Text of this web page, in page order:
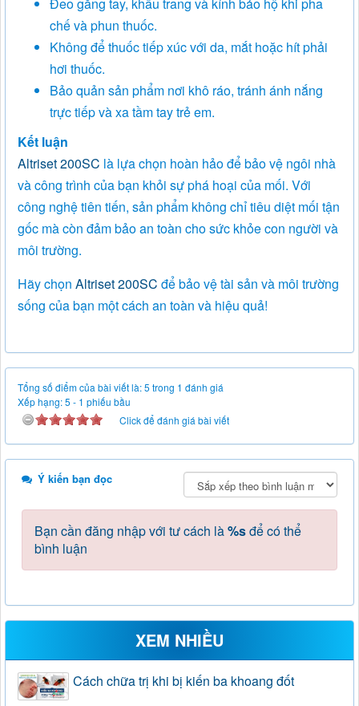
Đeo găng tay, khẩu trang và kính bảo hộ khi pha
chế và phun thuốc.
Không để thuốc tiếp xúc với da, mắt hoặc hít phải
hơi thuốc.
Bảo quản sản phẩm nơi khô ráo, tránh ánh nắng
trực tiếp và xa tầm tay trẻ em.
Kết luận
Altriset 200SC là lựa chọn hoàn hảo để bảo vệ ngôi nhà
và công trình của bạn khỏi sự phá hoại của mối. Với
công nghệ tiên tiến, sản phẩm không chỉ tiêu diệt mối tận
gốc mà còn đảm bảo an toàn cho sức khỏe con người và
môi trường.
Hãy chọn Altriset 200SC để bảo vệ tài sản và môi trường
sống của bạn một cách an toàn và hiệu quả!
Tổng số điểm của bài viết là: 5 trong 1 đánh giá
Xếp hạng:5 - 1 phiếu bầu
Click để đánh giá bài viết
Ý kiến bạn đọc
Bạn cần đăng nhập với tư cách là%sđể có thể
bình luận
XEM NHIỀU
Cách chữa trị khi bị kiến ba khoang đốt